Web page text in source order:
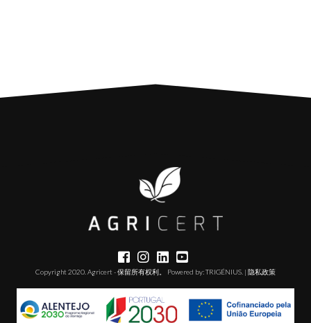
Copyright 2020. Agricert - 保留所有权利。 Powered by:TRIGÉNIUS . | 隐私政策